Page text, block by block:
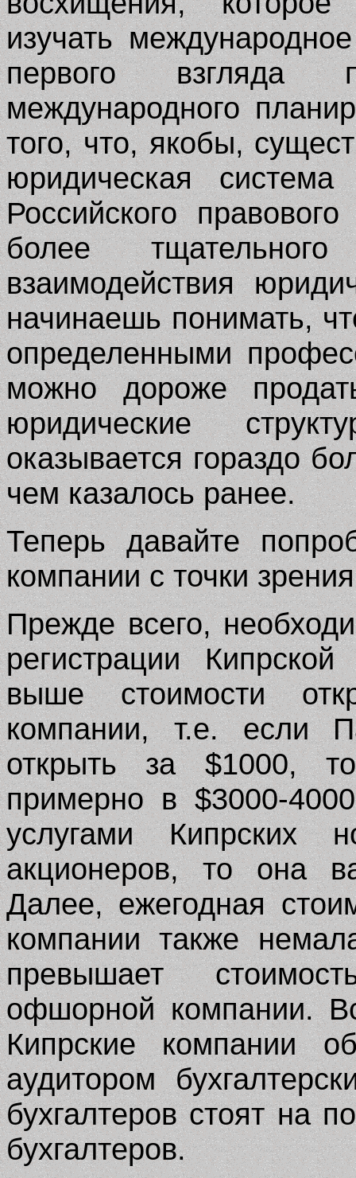
изучать
первого взгляда
международного
того, что, якобы,
юридическая
Российского
более
взаимодействия
начинаешь понимать,
определенными
можно дороже
юридические
оказывается гораздо
чем казалось ранее.
Теперь давайте
компании с точки
Прежде всего,
регистрации
выше стоимости
компании, т.е. если
открыть за $1000, то
примерно в $3000-4000
услугами Кипрских
акционеров, то она
Далее, ежегодная
компании также
превышает
офшорной компании.
Кипрские компании
аудитором
бухгалтеров стоят на
бухгалтеров.